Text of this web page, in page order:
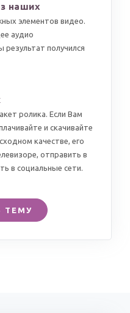
наших
элементов видео.
аудио
получился
ролика. Если Вам
и скачивайте
качестве, его
отправить в
в социальные сети.
ТЕМУ